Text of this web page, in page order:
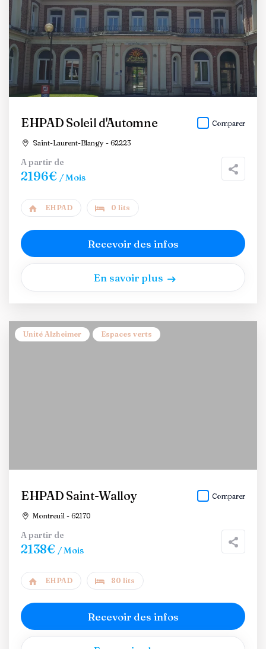
EHPAD Soleil d'Automne
Saint-Laurent-Blangy - 62223
Comparer
A partir de
2196€ / Mois
EHPAD 0 lits
Recevoir des infos
En savoir plus
Unité Alzheimer Espaces verts
EHPAD Saint-Walloy
Montreuil - 62170
Comparer
A partir de
2138€ / Mois
EHPAD 80 lits
Recevoir des infos